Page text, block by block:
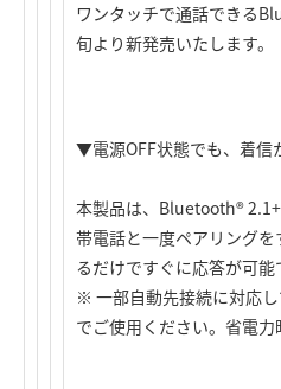
ワンタッチで通話できる
旬より新発売いたします。
▼電源OFF状態でも、着信
本製品は、Bluetooth®
帯電話と一度ペアリング
るだけですぐに応答が可能
※ 一部自動先接続に対応
でご使用ください。省電